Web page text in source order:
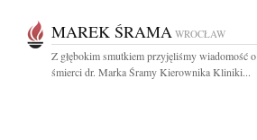
MAREK ŚRAMA WROCŁAW
Z głębokim smutkiem przyjęliśmy wiadomość o
śmierci dr. Marka Śramy Kierownika Kliniki...